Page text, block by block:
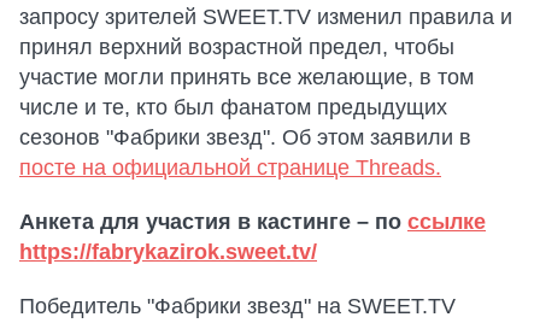
запросу зрителей SWEET.TV изменил правила и
принял верхний возрастной предел, чтобы
участие могли принять все желающие, в том
числе и те, кто был фанатом предыдущих
сезонов "Фабрики звезд". Об этом заявили в
посте на официальной странице Threads.
Анкета для участия в кастинге – по ссылке
https://fabrykazirok.sweet.tv/
Победитель "Фабрики звезд" на SWEET.TV